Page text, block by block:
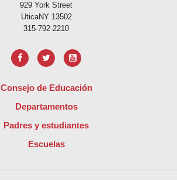
929 York Street
UticaNY 13502
315-792-2210
Consejo de Educación
Departamentos
Padres y estudiantes
Escuelas